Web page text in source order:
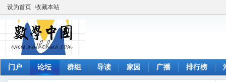
设为首页 收藏本站
门户 论坛 群组 导读 家园 广播 排行榜